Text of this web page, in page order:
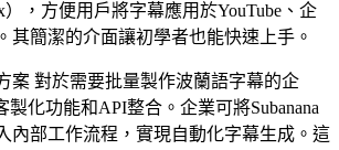
），方便用戶將字幕應用於YouTube、企
其簡潔的介面讓初學者也能快速上手。
案 對於需要批量製作波蘭語字幕的企
製化功能和API整合。企業可將Subanana
內部工作流程，實現自動化字幕生成。這